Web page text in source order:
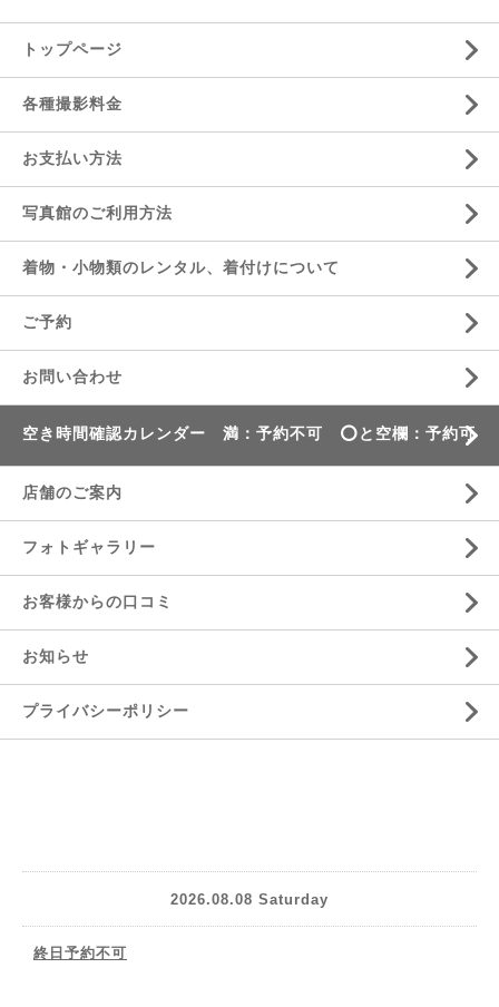
トップページ
各種撮影料金
お支払い方法
写真館のご利用方法
着物・小物類のレンタル、着付けについて
ご予約
お問い合わせ
空き時間確認カレンダー 満：予約不可 ⭕️と空欄：予約可
店舗のご案内
フォトギャラリー
お客様からの口コミ
お知らせ
プライバシーポリシー
2026.08.08 Saturday
終日予約不可